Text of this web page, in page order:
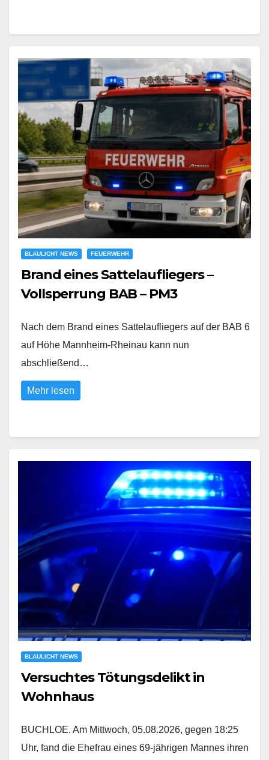
BLAULICHT NEWS FEUERWEHR
Brand eines Sattelaufliegers –
Vollsperrung BAB – PM3
Nach dem Brand eines Sattelaufliegers auf der BAB 6
auf Höhe Mannheim-Rheinau kann nun
abschließend…
Mehr lesen
BLAULICHT NEWS
Versuchtes Tötungsdelikt in
Wohnhaus
BUCHLOE. Am Mittwoch, 05.08.2026, gegen 18:25
Uhr, fand die Ehefrau eines 69-jährigen Mannes ihren